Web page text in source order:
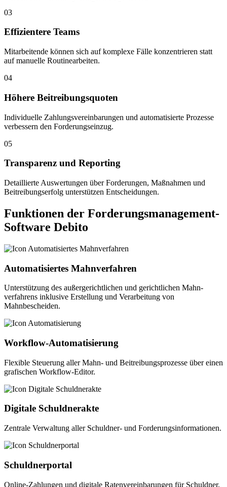
03
Effizientere Teams
Mitarbeitende können sich auf komplexe Fälle konzentrieren statt
auf manuelle Routinearbeiten.
04
Höhere Beitreibungsquoten
Individuelle Zahlungsvereinbarungen und automatisierte Prozesse
verbessern den Forderungseinzug.
05
Transparenz und Reporting
Detaillierte Auswertungen über Forderungen, Maßnahmen und
Beitreibungserfolg unterstützen Entscheidungen.
Funktionen der Forderungsmanagement-
Software Debito
Automatisiertes Mahnverfahren
Unterstützung des außergerichtlichen und gerichtlichen Mahn­
verfahrens inklusive Erstellung und Verarbeitung von
Mahnbescheiden.
Workflow-Automatisierung
Flexible Steuerung aller Mahn- und Beitreibungs­prozesse über einen
grafischen Workflow-Editor.
Digitale Schuldnerakte
Zentrale Verwaltung aller Schuldner- und Forderungs­informationen.
Schuldnerportal
Online-Zahlungen und digitale Raten­verein­barungen für Schuldner.